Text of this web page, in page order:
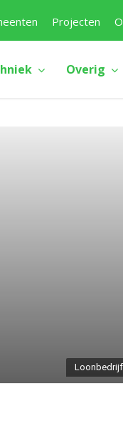
Projecten
Overig